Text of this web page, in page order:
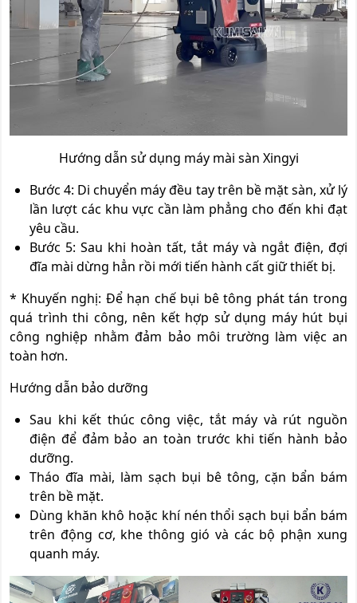
Hướng dẫn sử dụng máy mài sàn Xingyi
Bước 4: Di chuyển máy đều tay trên bề mặt sàn, xử lý
lần lượt các khu vực cần làm phẳng cho đến khi đạt
yêu cầu.
Bước 5: Sau khi hoàn tất, tắt máy và ngắt điện, đợi
đĩa mài dừng hẳn rồi mới tiến hành cất giữ thiết bị.
* Khuyến nghị: Để hạn chế bụi bê tông phát tán trong
quá trình thi công, nên kết hợp sử dụng máy hút bụi
công nghiệp nhằm đảm bảo môi trường làm việc an
toàn hơn.
Hướng dẫn bảo dưỡng
Sau khi kết thúc công việc, tắt máy và rút nguồn
điện để đảm bảo an toàn trước khi tiến hành bảo
dưỡng.
Tháo đĩa mài, làm sạch bụi bê tông, cặn bẩn bám
trên bề mặt.
Dùng khăn khô hoặc khí nén thổi sạch bụi bẩn bám
trên động cơ, khe thông gió và các bộ phận xung
quanh máy.